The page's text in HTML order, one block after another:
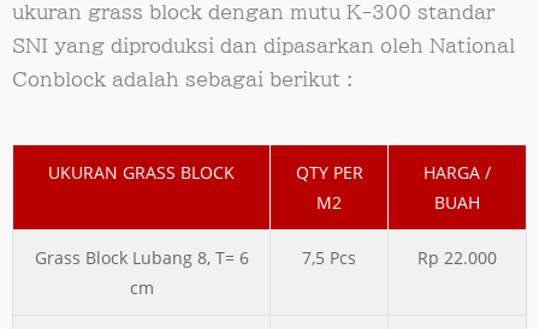
ukuran grass block dengan mutu K-300 standar
SNI yang diproduksi dan dipasarkan oleh National
Conblock adalah sebagai berikut :
UKURAN GRASS BLOCK
QTY PER
M2
HARGA /
BUAH
Grass Block Lubang 8, T= 6
cm
7,5 Pcs Rp 22.000